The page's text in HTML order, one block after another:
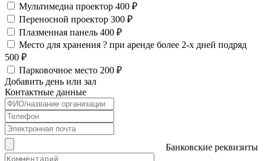
Мультимедиа проектор 400 ₽
Переносной проектор 300 ₽
Плазменная панель 400 ₽
Место для хранения ? при аренде более 2-х дней подряд
500 ₽
Парковочное место 200 ₽
Добавить день или зал
Контактные данные
Банковские реквизиты